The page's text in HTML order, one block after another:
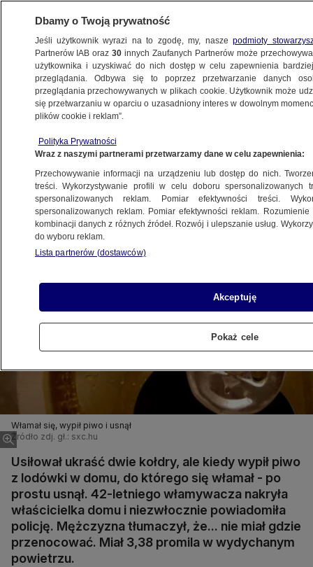
POLSKA
i usnął
2.07.2012, 20:07
Udostępnij
Włamał się, wypił piwo i usnął
Źródło zdj. gł.: sxc.hu
Usiłował ukraść dwie kołdry, ale kiedy wypił piwo
z lodówki w domu, do którego się włamał - po
prostu usnął. 42-letniego włamywacza nakryła
właścicielka domu i niezwłocznie powiadomiła
policję. Mężczyzna tłumaczył, że... nie miał gdzie
przenocować. Miał 3,38 promila w wydychanym
powietrzu.
Dbamy o Twoją prywatność
Jeśli użytkownik wyrazi na to zgodę, my, naszepodmioty
Partnerów IAB oraz30 innych Zaufanych Partnerów może
użytkownika i uzyskiwać do nich dostęp w celu zapewnienia
przeglądania. Odbywa się to poprzez przetwarzanie danych
przeglądania przechowywanych w plikach cookie. Użytkownik może
się przetwarzaniu w oparciu o uzasadniony interes w dowolnym
plików cookie i reklam”.
Polityka Prywatności
Wraz z naszymi partnerami przetwarzamy dane w celu zapewnienia:
Przechowywanie informacji na urządzeniu lub dostęp do nich.
treści. Wykorzystywanie profili w celu doboru spersonalizowanych
spersonalizowanych reklam. Pomiar efektywności treści.
spersonalizowanych reklam. Pomiar efektywności reklam.
kombinacji danych z różnych źródeł. Rozwój i ulepszanie usług.
do wyboru reklam.
Lista partnerów (dostawców)
Akceptuję
Pokaż cele